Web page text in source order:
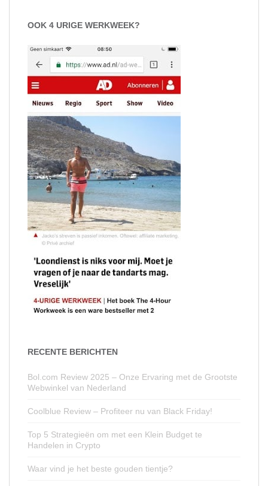
OOK 4 URIGE WERKWEEK?
RECENTE BERICHTEN
Bol.com Review 2025 – Onze Ervaring met de Grootste
Webwinkel van Nederland
Coolblue Review – Profiteer nu van Black Friday!
Top 5 Strategieën om met een Klein Budget te
Handelen in Crypto
Waar vind je het beste gouden tientje?